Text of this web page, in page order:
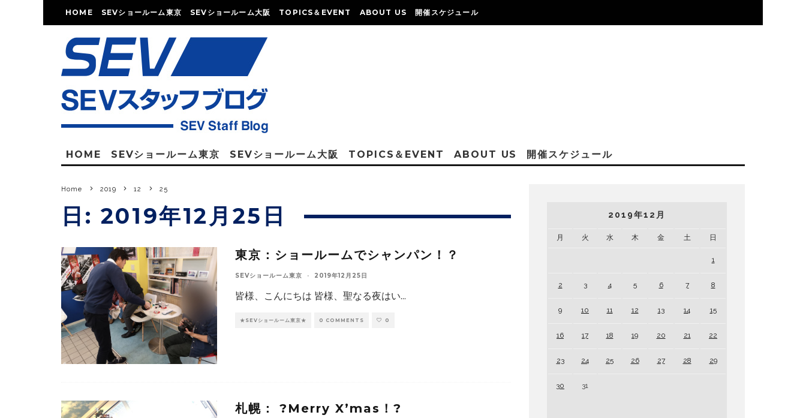
HOME SEVショールーム東京 SEVショールーム大阪 TOPICS＆EVENT ABOUT US 開催スケジュール
HOME SEVショールーム東京 SEVショールーム大阪 TOPICS＆EVENT ABOUT US 開催スケジュール
Home 2019 12 25
日: 2019年12月25日
東京：ショールームでシャンパン！？
SEVショールーム東京 · 2019年12月25日
皆様、こんにちは 皆様、聖なる夜はい...
★SEVショールーム東京★ 0 COMMENTS 0
札幌： ?Merry X’mas！?
2019年12月
月 火 水 木 金 土 日
1
2 3 4 5 6 7 8
9 10 11 12 13 14 15
16 17 18 19 20 21 22
23 24 25 26 27 28 29
30 31